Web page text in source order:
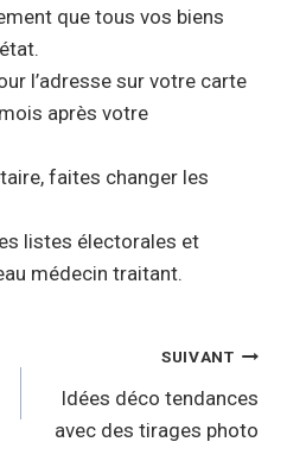
que tous vos biens
l’adresse sur votre carte
après votre
faites changer les
listes électorales et
médecin traitant.
SUIVANT
Idées déco tendances
avec des tirages photo